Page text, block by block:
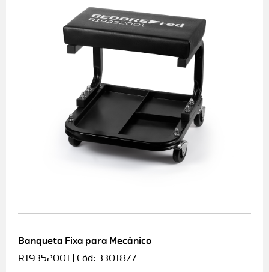
Banqueta Fixa para Mecânico
R19352001 | Cód: 3301877